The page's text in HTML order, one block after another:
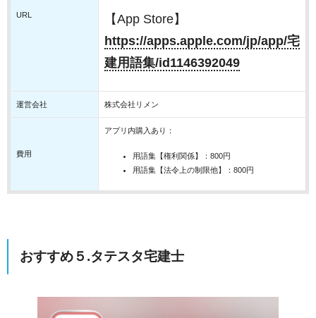
URL
【App Store】
https://apps.apple.com/jp/app/宅
建用語集/id1146392049
運営会社 株式会社リメン
費用
アプリ内購入あり：
用語集【権利関係】：800円
用語集【法令上の制限他】：800円
おすすめ５.タテスタ宅建士